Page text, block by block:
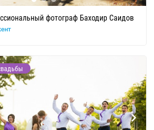
фотограф Баходир Саидов